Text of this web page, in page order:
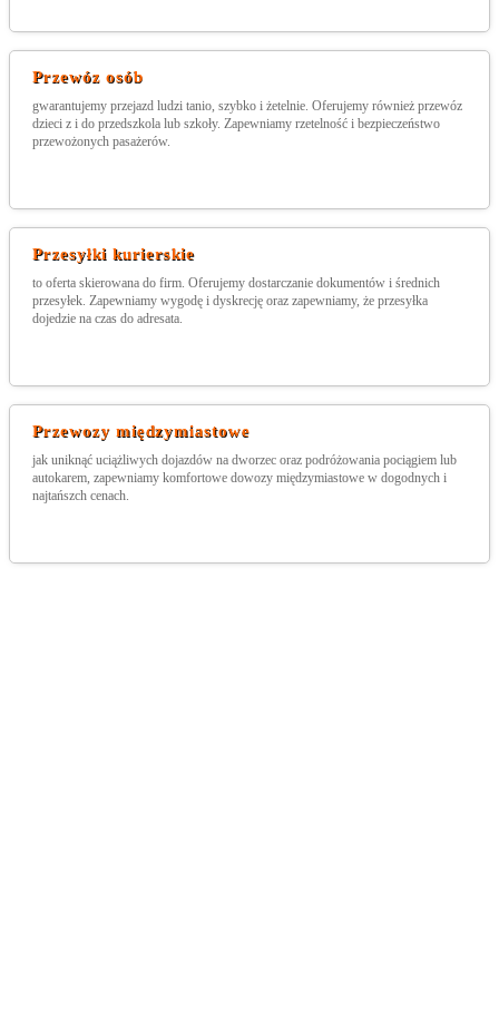
Przewóz osób
gwarantujemy przejazd ludzi tanio, szybko i żetelnie. Oferujemy również przewóz
dzieci z i do przedszkola lub szkoły. Zapewniamy rzetelność i bezpieczeństwo
przewożonych pasażerów.
Przesyłki kurierskie
to oferta skierowana do firm. Oferujemy dostarczanie dokumentów i średnich
przesyłek. Zapewniamy wygodę i dyskrecję oraz zapewniamy, że przesyłka
dojedzie na czas do adresata.
Przewozy międzymiastowe
jak uniknąć uciążliwych dojazdów na dworzec oraz podróżowania pociągiem lub
autokarem, zapewniamy komfortowe dowozy międzymiastowe w dogodnych i
najtańszch cenach.